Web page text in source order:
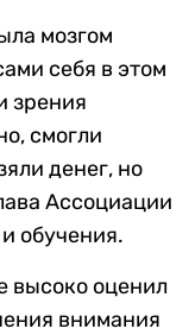
мозгом
себя в этом
зрения
смогли
денег, но
Ассоциации
обучения.
высоко оценил
внимания